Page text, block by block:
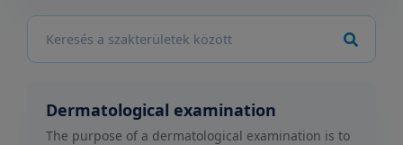
Dermatological examination
The purpose of a dermatological examination is to